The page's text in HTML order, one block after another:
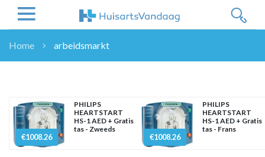
OVERHEID
WETENSCHAP
ZORGVERZEKERAARS
Home arbeidsmarkt
€1008.26
PHILIPS
HEARTSTART
HS-1 AED + Gratis
tas - Zweeds
€1008.26
PHILIPS
HEARTSTART
HS-1 AED + Gratis
tas - Frans